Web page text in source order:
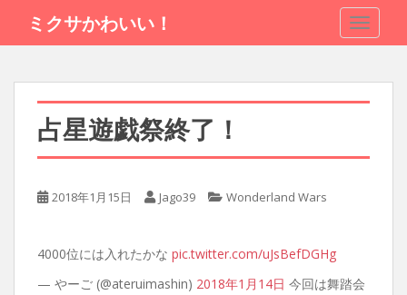
i
ミクサかわいい！
占星遊戯祭終了！
2018年1月15日 Jago39 Wonderland Wars
4000位には入れたかな pic.twitter.com/uJsBefDGHg
— やーご (@ateruimashin) 2018年1月14日 今回は舞踏会